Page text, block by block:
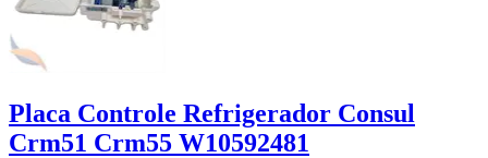
Placa Controle Refrigerador Consul
Crm51 Crm55 W10592481